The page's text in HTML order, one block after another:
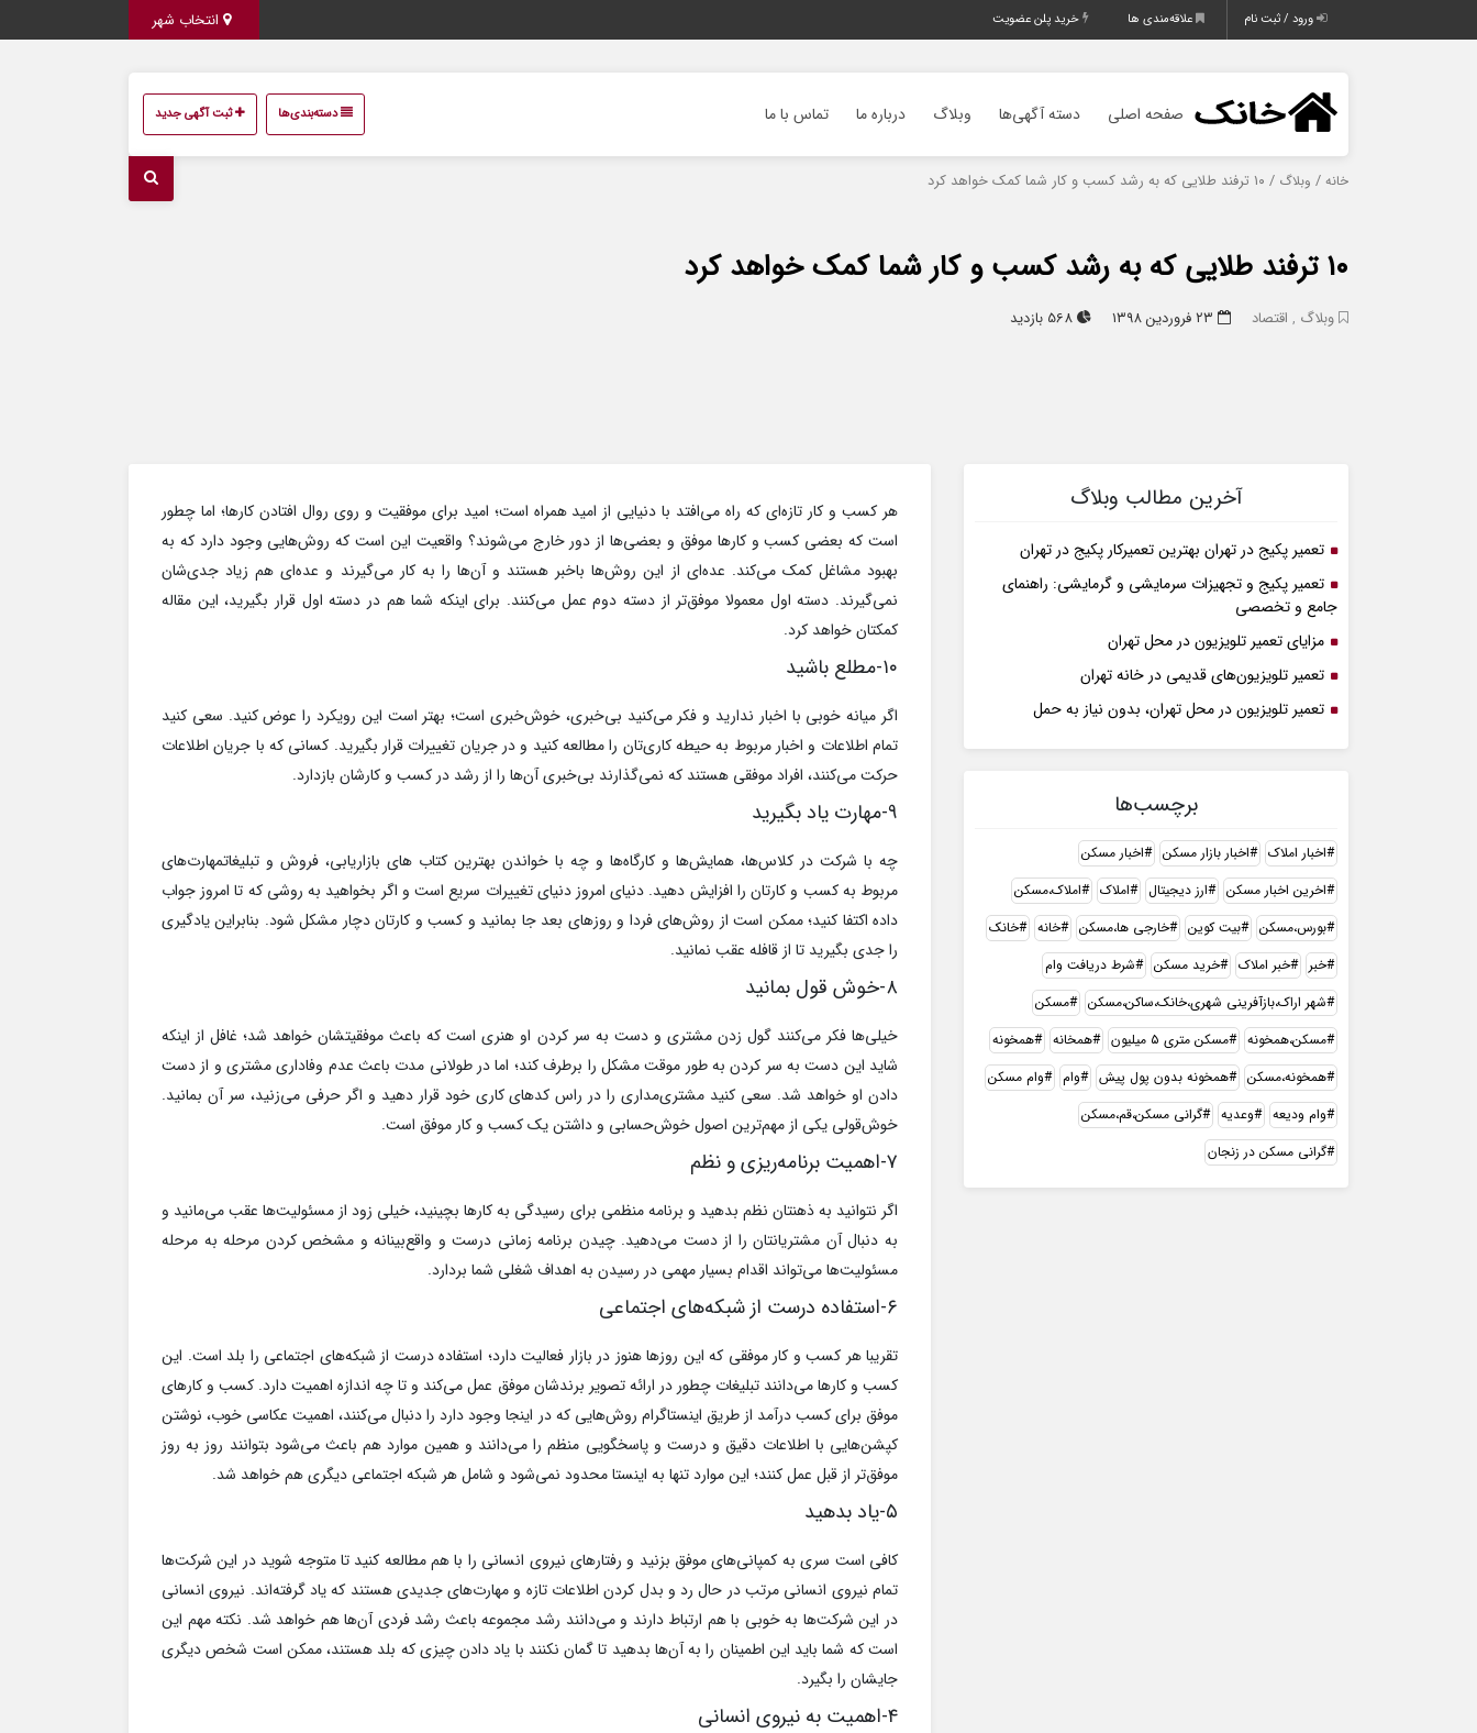
ورود / ثبت نام علاقه‌مندی ها خرید پلن عضویت
صفحه اصلی دسته آگهی‌ها وبلاگ درباره ما تماس با ما دسته‌بندی‌ها ثبت آگهی جدید
خانه / وبلاگ / ۱۰ ترفند طلایی که به رشد کسب و کار شما کمک خواهد کرد
۱۰ ترفند طلایی که به رشد کسب و کار شما کمک خواهد کرد
وبلاگ , اقتصاد
آخرین مطالب وبلاگ
تعمیر پکیج در تهران بهترین تعمیرکار پکیج در تهران
تعمیر پکیج و تجهیزات سرمایشی و گرمایشی: راهنمای
جامع و تخصصی
مزایای تعمیر تلویزیون در محل تهران
تعمیر تلویزیون‌های قدیمی در خانه تهران
تعمیر تلویزیون در محل تهران، بدون نیاز به حمل
برچسب‌ها
اخبار املاک اخبار بازار مسکن
اخبار مسکن
اخرین اخبار مسکن
ارز دیجیتال املاک
املاک،مسکن
بورس،مسکن
بیت کوین خارجی ها،مسکن خانه
خانک
خبر
خبر املاک خرید مسکن
شرط دریافت وام
شهر اراک،بازآفرینی شهری،خانک،ساکن،مسکن
مسکن
مسکن،همخونه
مسکن متری ۵ میلیون همخانه
همخونه
همخونه،مسکن
همخونه بدون پول پیش وام
وام مسکن
وام ودیعه
وعدیه
گرانی مسکن،قم،مسکن
گرانی مسکن در زنجان
هر کسب و کار تازه‌ای که راه می‌افتد با دنیایی از امید همراه است؛ امید برای موفقیت و روی روال افتادن کارها؛ اما چطور
است که بعضی کسب و کارها موفق و بعضی‌ها از دور خارج می‌شوند؟ واقعیت این است که روش‌هایی وجود دارد که به
بهبود مشاغل کمک می‌کند. عده‌ای از این روش‌ها باخبر هستند و آن‌ها را به کار می‌گیرند و عده‌ای هم زیاد جدی‌شان
نمی‌گیرند. دسته اول معمولا موفق‌تر از دسته دوم عمل می‌کنند. برای اینکه شما هم در دسته اول قرار بگیرید، این مقاله
کمکتان خواهد کرد.
۱۰-مطلع باشید
اگر میانه خوبی با اخبار ندارید و فکر می‌کنید بی‌خبری، خوش‌خبری است؛ بهتر است این رویکرد را عوض کنید. سعی کنید
تمام اطلاعات و اخبار مربوط به حیطه کاری‌تان را مطالعه کنید و در جریان تغییرات قرار بگیرید. کسانی که با جریان اطلاعات
حرکت می‌کنند، افراد موفقی هستند که نمی‌گذارند بی‌خبری آن‌ها را از رشد در کسب و کارشان بازدارد.
۹-مهارت یاد بگیرید
چه با شرکت در کلاس‌ها، همایش‌ها و کارگاه‌ها و چه با خواندن بهترین کتاب های بازاریابی، فروش و تبلیغاتمهارت‌های
مربوط به کسب و کارتان را افزایش دهید. دنیای امروز دنیای تغییرات سریع است و اگر بخواهید به روشی که تا امروز جواب
داده اکتفا کنید؛ ممکن است از روش‌های فردا و روزهای بعد جا بمانید و کسب و کارتان دچار مشکل شود. بنابراین یادگیری
را جدی بگیرید تا از قافله عقب نمانید.
۸-خوش قول بمانید
خیلی‌ها فکر می‌کنند گول زدن مشتری و دست به سر کردن او هنری است که باعث موفقیتشان خواهد شد؛ غافل از اینکه
شاید این دست به سر کردن به طور موقت مشکل را برطرف کند؛ اما در طولانی مدت باعث عدم وفاداری مشتری و از دست
دادن او خواهد شد. سعی کنید مشتری‌مداری را در راس کدهای کاری خود قرار دهید و اگر حرفی می‌زنید، سر آن بمانید.
خوش‌قولی یکی از مهم‌ترین اصول خوش‌حسابی و داشتن یک کسب و کار موفق است.
۷-اهمیت برنامه‌ریزی و نظم
اگر نتوانید به ذهنتان نظم بدهید و برنامه منظمی برای رسیدگی به کارها بچینید، خیلی زود از مسئولیت‌ها عقب می‌مانید و
به دنبال آن مشتریانتان را از دست می‌دهید. چیدن برنامه زمانی درست و واقع‌بینانه و مشخص کردن مرحله به مرحله
مسئولیت‌ها می‌تواند اقدام بسیار مهمی در رسیدن به اهداف شغلی شما بردارد.
۶-استفاده درست از شبکه‌های اجتماعی
تقریبا هر کسب و کار موفقی که این روزها هنوز در بازار فعالیت دارد؛ استفاده درست از شبکه‌های اجتماعی را بلد است. این
کسب و کارها می‌دانند تبلیغات چطور در ارائه تصویر برندشان موفق عمل می‌کند و تا چه اندازه اهمیت دارد. کسب و کارهای
موفق برای کسب درآمد از طریق اینستاگرام روش‌هایی که در اینجا وجود دارد را دنبال می‌کنند، اهمیت عکاسی خوب، نوشتن
کپشن‌هایی با اطلاعات دقیق و درست و پاسخگویی منظم را می‌دانند و همین موارد هم باعث می‌شود بتوانند روز به روز
موفق‌تر از قبل عمل کنند؛ این موارد تنها به اینستا محدود نمی‌شود و شامل هر شبکه اجتماعی دیگری هم خواهد شد.
۵-یاد بدهید
کافی است سری به کمپانی‌های موفق بزنید و رفتارهای نیروی انسانی را با هم مطالعه کنید تا متوجه شوید در این شرکت‌ها
تمام نیروی انسانی مرتب در حال رد و بدل کردن اطلاعات تازه و مهارت‌های جدیدی هستند که یاد گرفته‌اند. نیروی انسانی
در این شرکت‌ها به خوبی با هم ارتباط دارند و می‌دانند رشد مجموعه باعث رشد فردی آن‌ها هم خواهد شد. نکته مهم این
است که شما باید این اطمینان را به آن‌ها بدهید تا گمان نکنند با یاد دادن چیزی که بلد هستند، ممکن است شخص دیگری
جایشان را بگیرد.
۴-اهمیت به نیروی انسانی